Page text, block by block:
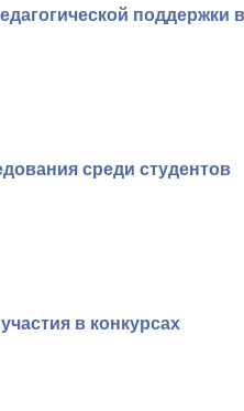
поддержки в
среди студентов
в конкурсах